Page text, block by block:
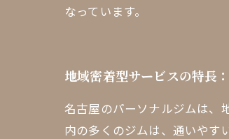
なっています。
地域密着型サービスの特長
名古屋のパーソナルジムは、
内の多くのジムは、通いやす